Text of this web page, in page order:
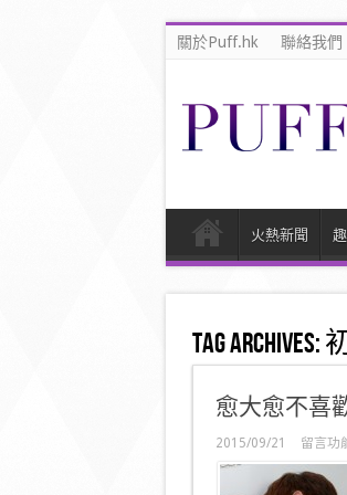
關於Puff.hk 聯絡我們
火熱新聞
Tag Archives:
愈大愈不喜
2015/09/21
在
〈愈
大
留言功